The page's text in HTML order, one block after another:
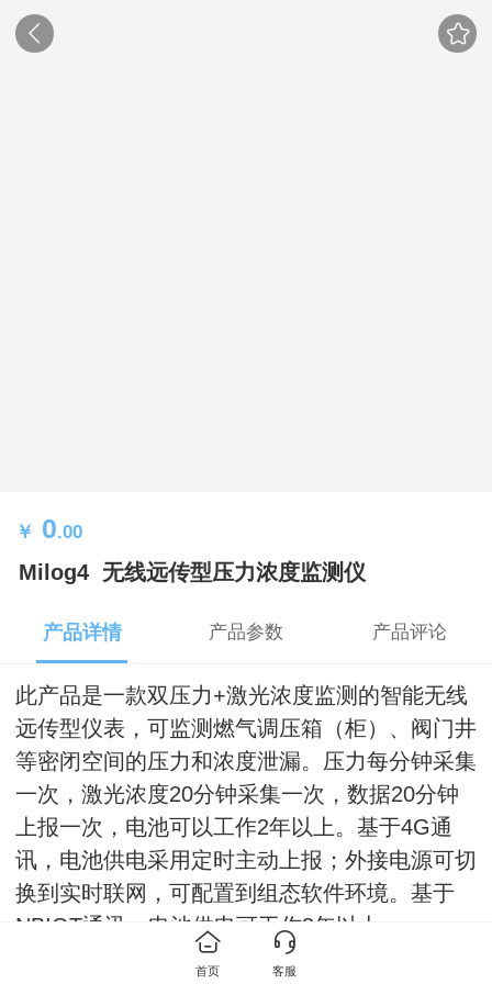
￥ 0.00
Milog4 无线远传型压力浓度监测仪
产品详情 产品参数 产品评论
此产品是一款双压力+激光浓度监测的智能无线
远传型仪表，可监测燃气调压箱（柜）、阀门井
等密闭空间的压力和浓度泄漏。 压力每分钟采集
一次，激光浓度20分钟采集一次，数据20分钟
上报一次，电池可以工作2年以上。 基于4G通
讯，电池供电采用定时主动上报；外接电源可切
换到实时联网，可配置到组态软件环境。 基于
NBIOT通讯，电池供电可工作3年以上。
首页 客服